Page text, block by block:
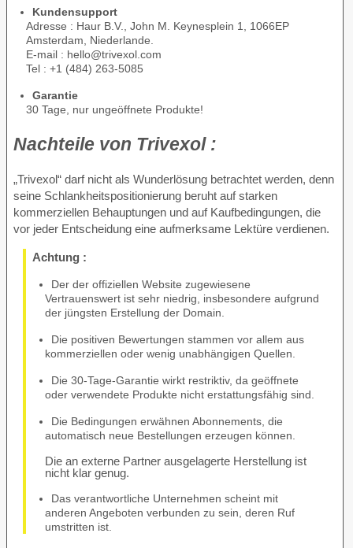
Kundensupport
Adresse : Haur B.V., John M. Keynesplein 1, 1066EP
Amsterdam, Niederlande.
E-mail : hello@trivexol.com
Tel : +1 (484) 263-5085
Garantie
30 Tage, nur ungeöffnete Produkte!
Nachteile von Trivexol :
„Trivexol“ darf nicht als Wunderlösung betrachtet werden, denn
seine Schlankheitspositionierung beruht auf starken
kommerziellen Behauptungen und auf Kaufbedingungen, die
vor jeder Entscheidung eine aufmerksame Lektüre verdienen.
Achtung :
Der der offiziellen Website zugewiesene
Vertrauenswert ist sehr niedrig, insbesondere aufgrund
der jüngsten Erstellung der Domain.
Die positiven Bewertungen stammen vor allem aus
kommerziellen oder wenig unabhängigen Quellen.
Die 30-Tage-Garantie wirkt restriktiv, da geöffnete
oder verwendete Produkte nicht erstattungsfähig sind.
Die Bedingungen erwähnen Abonnements, die
automatisch neue Bestellungen erzeugen können.
Die an externe Partner ausgelagerte Herstellung ist
nicht klar genug.
Das verantwortliche Unternehmen scheint mit
anderen Angeboten verbunden zu sein, deren Ruf
umstritten ist.